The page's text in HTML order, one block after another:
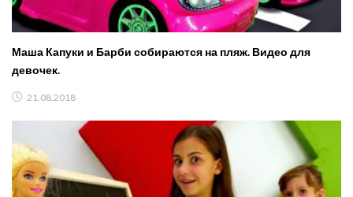
Маша Капуки и Барби собираются на пляж. Видео для
девочек.
21.08.2018